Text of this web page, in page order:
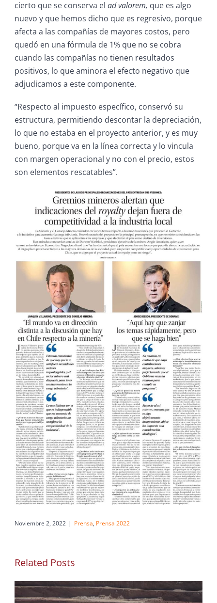
cierto que se conserva el ad valorem, que es algo
nuevo y que hemos dicho que es regresivo, porque
afecta a las compañías de mayores costos, pero
quedó en una fórmula de 1% que no se cobra
cuando las compañías no tienen resultados
positivos, lo que aminora el efecto negativo que
adjudicamos a este componente.
“Respecto al impuesto específico, conservó su
estructura, permitiendo descontar la depreciación,
lo que no estaba en el proyecto anterior, y es muy
bueno, porque va en la línea correcta y lo vincula
con margen operacional y no con el precio, estos
son elementos rescatables”.
Noviembre 2, 2022 | Prensa, Prensa 2022
Related Posts